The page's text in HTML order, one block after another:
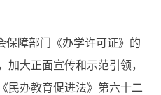
保障部门《办学许可证》的
加大正面宣传和示范引领，
民办教育促进法》第六十二